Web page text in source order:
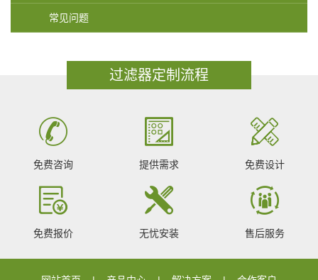
常见问题
过滤器定制流程
免费咨询 提供需求 免费设计
免费报价 无忧安装 售后服务